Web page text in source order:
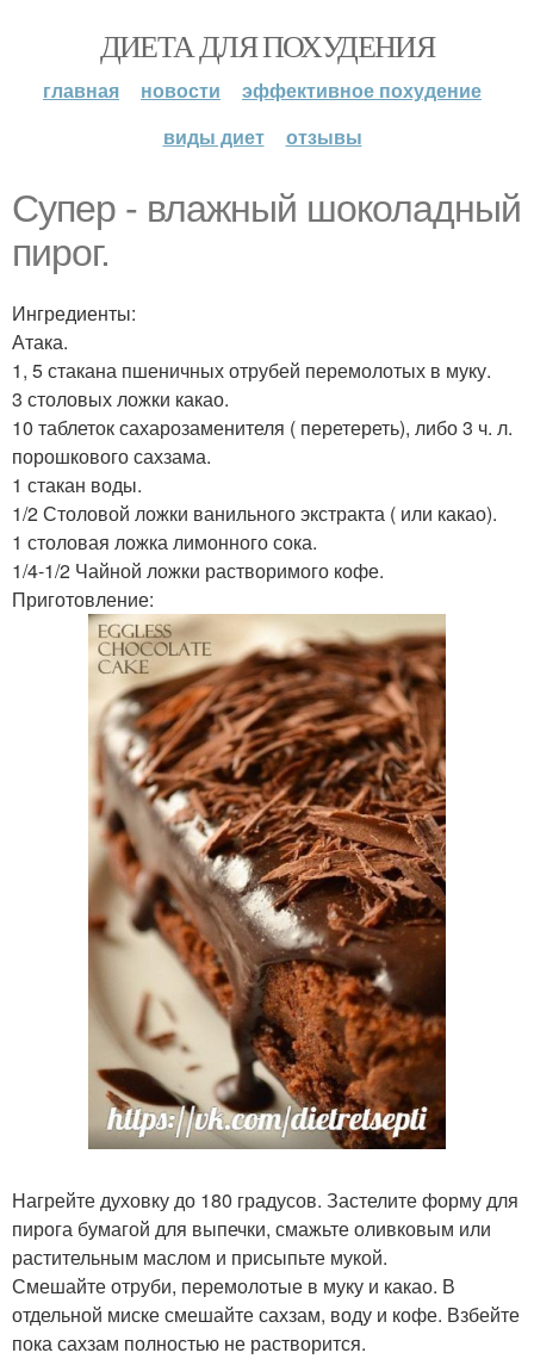
ДИЕТА ДЛЯ ПОХУДЕНИЯ
главная новости
эффективное похудение
виды диет
отзывы
Супер - влажный шоколадный
пирог.
Ингредиенты:
Атака.
1, 5 стакана пшеничных отрубей перемолотых в муку.
3 столовых ложки какао.
10 таблеток сахарозаменителя ( перетереть), либо 3 ч. л.
порошкового сахзама.
1 стакан воды.
1/2 Столовой ложки ванильного экстракта ( или какао).
1 столовая ложка лимонного сока.
1/4-1/2 Чайной ложки растворимого кофе.
Приготовление:
Нагрейте духовку до 180 градусов. Застелите форму для
пирога бумагой для выпечки, смажьте оливковым или
растительным маслом и присыпьте мукой.
Смешайте отруби, перемолотые в муку и какао. В
отдельной миске смешайте сахзам, воду и кофе. Взбейте
пока сахзам полностью не растворится.